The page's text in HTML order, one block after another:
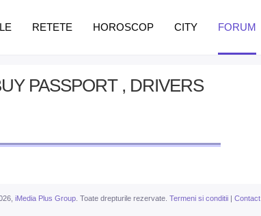
RETETE HOROSCOP CITY FORUM
PASSPORT , DRIVERS
iMedia Plus Group. Toate drepturile rezervate. Termeni si conditii | Contact